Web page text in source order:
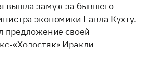
вышла замуж за бывшего
экономики Павла Кухту.
предложение своей
«Холостяк» Иракли